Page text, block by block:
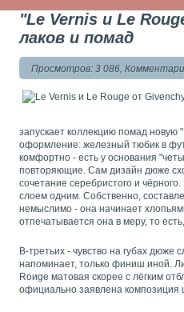
"Le Vernis и Le
лаков и помад
Просмотров: 3 086,
запускает коллекцию помад новую
оформление: железный тюбик в
комфортно - есть у основания
повторяющие. Сам дизайн дюже
сочетание серебристого и
слоем одним. Собственно,
немыслимо - она начинает
отпечатывается она в меру, то
В-третьих - чувство на губах дюже
напоминает, только финиш иной.
Rоиgе матовая скорее с лёгким
официально заявлена композиция